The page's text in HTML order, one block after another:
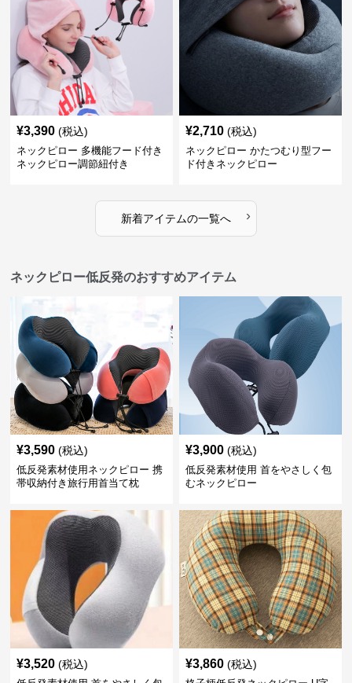
¥3,390 (税込)
ネックピロー 多機能フード付き
ネックピロー調節紐付き
¥2,710 (税込)
ネックピロー かたつむり型フー
ド付きネックピロー
新着アイテムの一覧へ ›
ネックピロー低反発のおすすめアイテム
¥3,590 (税込)
低反発素材使用ネックピロー 携
帯収納付き旅行用首当て枕
¥3,900 (税込)
低反発素材使用 首をやさしく包
むネックピロー
¥3,520 (税込) ¥3,860 (税込)